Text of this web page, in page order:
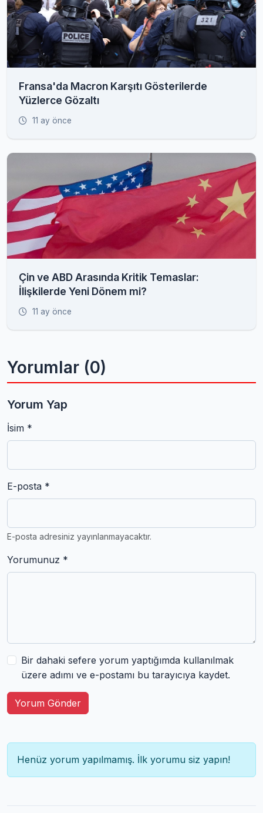
Fransa'da Macron Karşıtı Gösterilerde
Yüzlerce Gözaltı
11 ay önce
Çin ve ABD Arasında Kritik Temaslar:
İlişkilerde Yeni Dönem mi?
11 ay önce
Yorumlar (0)
Yorum Yap
İsim *
E-posta *
E-posta adresiniz yayınlanmayacaktır.
Yorumunuz *
Bir dahaki sefere yorum yaptığımda kullanılmak
üzere adımı ve e-postamı bu tarayıcıya kaydet.
Yorum Gönder
Henüz yorum yapılmamış. İlk yorumu siz yapın!